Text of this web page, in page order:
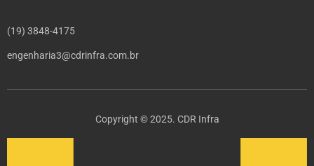
(19) 3848-4175
engenharia3@cdrinfra.com.br
Copyright © 2025. CDR Infra